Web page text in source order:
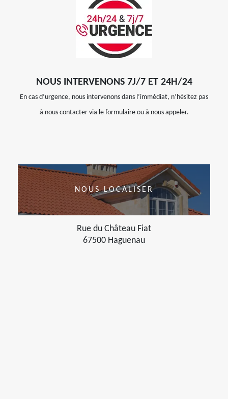
NOUS INTERVENONS 7J/7 ET 24H/24
En cas d’urgence, nous intervenons dans l’immédiat, n’hésitez pas
à nous contacter via le formulaire ou à nous appeler.
NOUS LOCALISER
Rue du Château Fiat
67500 Haguenau